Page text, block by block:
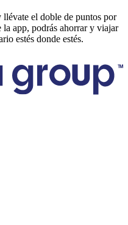
el doble de puntos por
la app, podrás ahorrar y viajar
estés donde estés.